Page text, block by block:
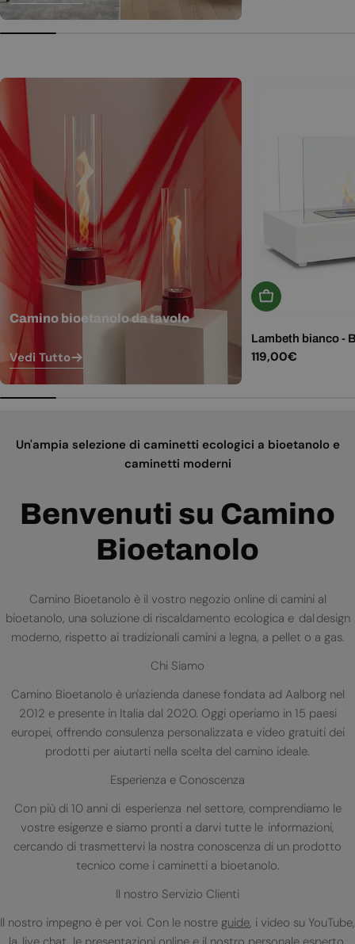
Camino bioetanolo da tavolo
Vedi Tutto
Aggiungi Al
Lambeth bianco -
Prezzo
119,00€
Un'ampia selezione di caminetti ecologici a bioetanolo e
caminetti moderni
Benvenuti su Camino
Bioetanolo
Camino Bioetanolo è il vostro negozio online di camini al
bioetanolo, una soluzione di riscaldamento ecologica e dal design
moderno, rispetto ai tradizionali camini a legna, a pellet o a gas.
Chi Siamo
Camino Bioetanolo è un'azienda danese fondata ad Aalborg nel
2012 e presente in Italia dal 2020. Oggi operiamo in 15 paesi
europei, offrendo consulenza personalizzata e video gratuiti dei
prodotti per aiutarti nella scelta del camino ideale.
Esperienza e Conoscenza
Con più di 10 anni di esperienza nel settore, comprendiamo le
vostre esigenze e siamo pronti a darvi tutte le informazioni,
cercando di trasmettervi la nostra conoscenza di un prodotto
tecnico come i caminetti a bioetanolo.
Il nostro Servizio Clienti
Il nostro impegno è per voi. Con le nostre guide, i video su YouTube,